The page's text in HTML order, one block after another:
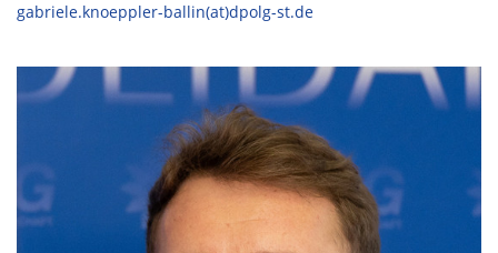
gabriele.knoeppler-ballin(at)dpolg-st.de